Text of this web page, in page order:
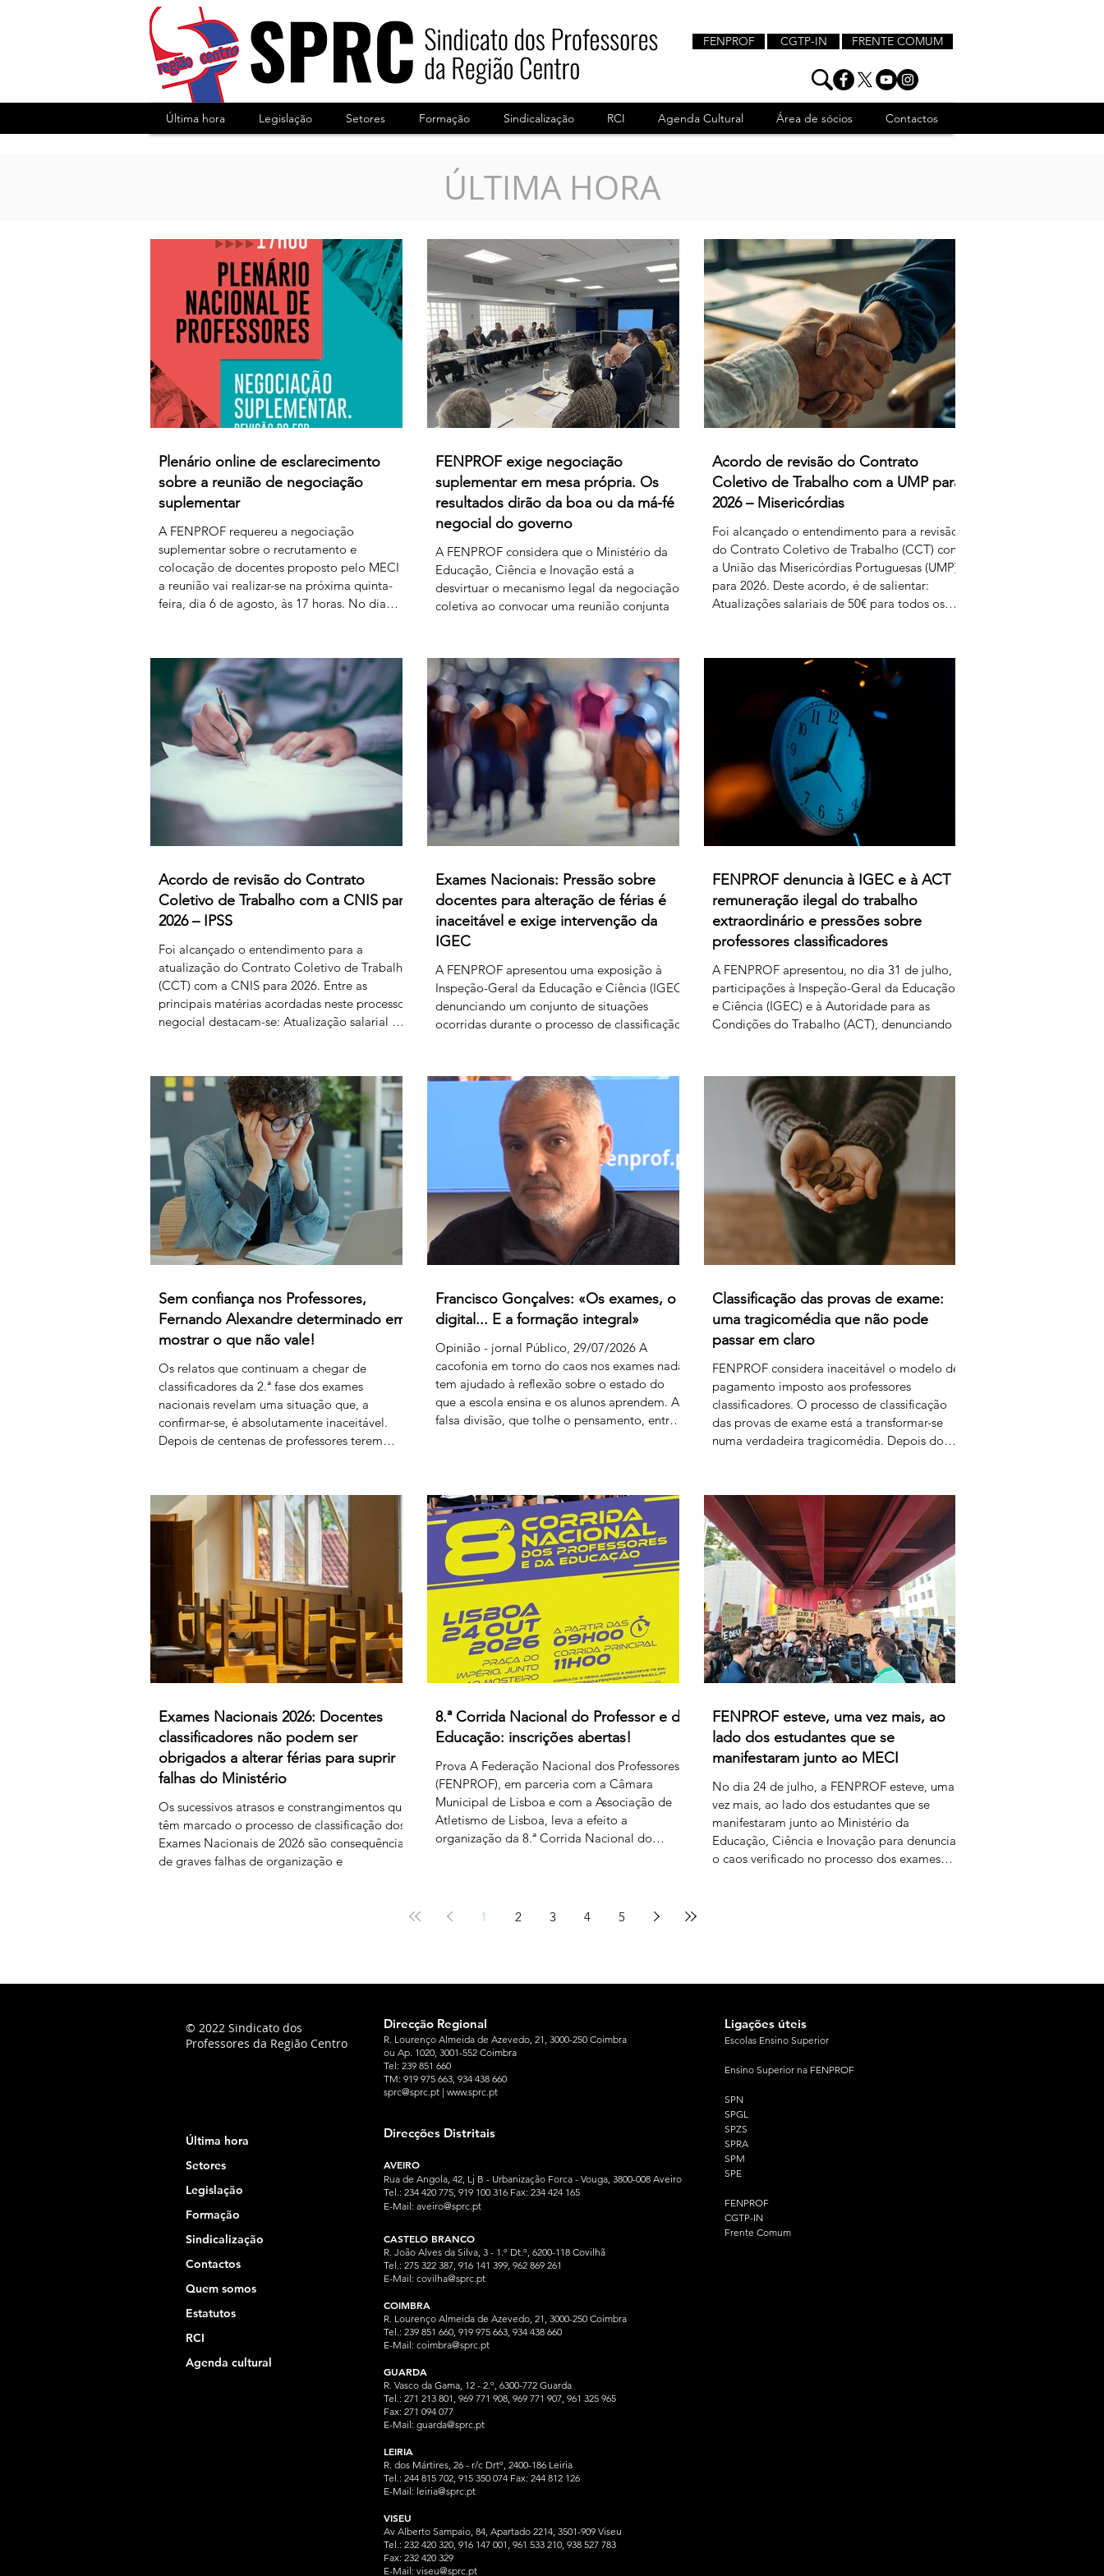
FENPROF CGTP-IN FRENTE COMUM
Última hora Legislação Setores Formação Sindicalização RCI Agenda Cultural Área de sócios Contactos
ÚLTIMA HORA
Plenário online de esclarecimento
sobre a reunião de negociação
suplementar
A FENPROF requereu a negociação
suplementar sobre o recrutamento e
colocação de docentes proposto pelo MECI e
a reunião vai realizar-se na próxima quinta-
feira, dia 6 de agosto, às 17 horas. No dia
professores e educadores. Para aceder ao
plenário, basta clicar no link a partir das 17
horas de sexta-feira, dia 7 de agosto:
https://us06web.zoom.us/j/85736793433
FENPROF exige negociação
suplementar em mesa própria. Os
resultados dirão da boa ou da má-fé
negocial do governo
A FENPROF considera que o Ministério da
Educação, Ciência e Inovação está a
desvirtuar o mecanismo legal da negociação
coletiva ao convocar uma reunião conjunta
negociação suplementar ou de já terem
manifestado acordo ou concordância com o
projeto de diploma. A negociação
suplementar existe para permitir o
prosseguimento das negociações
relativamente às matérias sobre as quais
subsiste desacordo. Foi es
Acordo de revisão do Contrato
Coletivo de Trabalho com a UMP para
2026 – Misericórdias
Foi alcançado o entendimento para a revisão
do Contrato Coletivo de Trabalho (CCT) com
a União das Misericórdias Portuguesas (UMP)
para 2026. Deste acordo, é de salientar:
Atualizações salariais de 50€ para todos os
profissionalizados; Aumento do subsídio de
refeição para os 5,50€. Estas alterações
produzem efeitos retroativos a janeiro de
2026, aguardando-se a sua publicação no
Acordo de revisão do Contrato
Coletivo de Trabalho com a CNIS para
2026 – IPSS
Foi alcançado o entendimento para a
atualização do Contrato Coletivo de Trabalho
(CCT) com a CNIS para 2026. Entre as
principais matérias acordadas neste processo
negocial destacam-se: Atualização salarial de
subsídio de refeição para os 5,50€; Crédito de
horas sindicais para delegadas/os alargado
para as 8 horas mensais. Este acordo produz
efeitos retroativos a janeiro de 2026, embora
Exames Nacionais: Pressão sobre
docentes para alteração de férias é
inaceitável e exige intervenção da
IGEC
A FENPROF apresentou uma exposição à
Inspeção-Geral da Educação e Ciência (IGEC)
denunciando um conjunto de situações
ocorridas durante o processo de classificação
exercidas sobre docentes classificadores para
alterarem ou prescindirem de períodos de
férias previamente aprovados. Segundo os
relatos recebidos, diversos professores foram
instados por direções de agrupamentos e
escolas a desloc
FENPROF denuncia à IGEC e à ACT
remuneração ilegal do trabalho
extraordinário e pressões sobre
professores classificadores
A FENPROF apresentou, no dia 31 de julho,
participações à Inspeção-Geral da Educação
e Ciência (IGEC) e à Autoridade para as
Condições do Trabalho (ACT), denunciando
serviço de classificação dos exames nacionais.
A FENPROF contesta a intenção do MECI de
vir a remunerar o trabalho extraordinário dos
classificadores através do pagamento de 1
euro por resposta classificada. Em vez de falar
Sem confiança nos Professores,
Fernando Alexandre determinado em
mostrar o que não vale!
Os relatos que continuam a chegar de
classificadores da 2.ª fase dos exames
nacionais revelam uma situação que, a
confirmar-se, é absolutamente inaceitável.
Depois de centenas de professores terem
agora orientações que determinam que, se
um classificador não registar classificações
num determinado período de tempo, as
provas lhe sejam retiradas e redistribuídas.
Estamos a falar de professores
Francisco Gonçalves: «Os exames, o
digital... E a formação integral»
Opinião - jornal Público, 29/07/2026 A
cacofonia em torno do caos nos exames nada
tem ajudado à reflexão sobre o estado do
que a escola ensina e os alunos aprendem. A
falsa divisão, que tolhe o pensamento, entre
empedernidos – é mais um agente de
confusão. O olhar da FENPROF para este
processo parte, como não podia deixar de
ser, das violações dos
Classificação das provas de exame:
uma tragicomédia que não pode
passar em claro
FENPROF considera inaceitável o modelo de
pagamento imposto aos professores
classificadores. O processo de classificação
das provas de exame está a transformar-se
numa verdadeira tragicomédia. Depois do
o Governo e o Ministério da Educação,
Ciência e Inovação parecem querer
acrescentar uma nova dimensão ao
escândalo: a forma como pretendem
remunerar o trabalho extraordinário realizado
pelos
Exames Nacionais 2026: Docentes
classificadores não podem ser
obrigados a alterar férias para suprir
falhas do Ministério
Os sucessivos atrasos e constrangimentos que
têm marcado o processo de classificação dos
Exames Nacionais de 2026 são consequência
de graves falhas de organização e
vindo a convocar docentes classificadores
8.ª Corrida Nacional do Professor e da
Educação: inscrições abertas!
Prova A Federação Nacional dos Professores
(FENPROF), em parceria com a Câmara
Municipal de Lisboa e com a Associação de
Atletismo de Lisboa, leva a efeito a
organização da 8.ª Corrida Nacional do
prova de 10 km, de caráter competitivo, uma
FENPROF esteve, uma vez mais, ao
lado dos estudantes que se
manifestaram junto ao MECI
No dia 24 de julho, a FENPROF esteve, uma
vez mais, ao lado dos estudantes que se
manifestaram junto ao Ministério da
Educação, Ciência e Inovação para denunciar
o caos verificado no processo dos exames
processo ter ficado
1 2 3 4 5
© 2022 Sindicato dos
Professores da Região Centro
Direcção Regional
R. Lourenço Almeida de Azevedo, 21, 3000-250 Coimbra
ou Ap. 1020, 3001-552 Coimbra
Tel: 239 851 660
TM: 919 975 663, 934 438 660
sprc@sprc.pt | www.sprc.pt
Última hora
Setores
Legislação
Formação
Sindicalização
Contactos
Quem somos
Estatutos
RCI
Agenda cultural
Direcções Distritais
AVEIRO
Rua de Angola, 42, Lj B - Urbanização Forca - Vouga, 3800-008 Aveiro
Tel.: 234 420 775, 919 100 316 Fax: 234 424 165
E-Mail: aveiro@sprc.pt
CASTELO BRANCO
R. João Alves da Silva, 3 - 1.º Dt.º, 6200-118 Covilhã
Tel.: 275 322 387, 916 141 399, 962 869 261
E-Mail: covilha@sprc.pt
COIMBRA
R. Lourenço Almeida de Azevedo, 21, 3000-250 Coimbra
Tel.: 239 851 660, 919 975 663, 934 438 660
E-Mail: coimbra@sprc.pt
GUARDA
R. Vasco da Gama, 12 - 2.º, 6300-772 Guarda
Tel.: 271 213 801, 969 771 908, 969 771 907, 961 325 965
Fax: 271 094 077
E-Mail: guarda@sprc.pt
LEIRIA
R. dos Mártires, 26 - r/c Drtº, 2400-186 Leiria
Tel.: 244 815 702, 915 350 074 Fax: 244 812 126
E-Mail: leiria@sprc.pt
VISEU
Av Alberto Sampaio, 84, Apartado 2214, 3501-909 Viseu
Tel.: 232 420 320, 916 147 001, 961 533 210, 938 527 783
Fax: 232 420 329
E-Mail: viseu@sprc.pt
Ligações úteis
Escolas Ensino Superior
Ensino Superior na FENPROF
SPN
SPGL
SPZS
SPRA
SPM
SPE
FENPROF
CGTP-IN
Frente Comum